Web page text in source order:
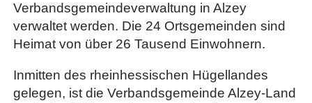
Verbandsgemeindeverwaltung in Alzey
verwaltet werden. Die 24 Ortsgemeinden sind
Heimat von über 26 Tausend Einwohnern.
Inmitten des rheinhessischen Hügellandes
gelegen, ist die Verbandsgemeinde Alzey-Land